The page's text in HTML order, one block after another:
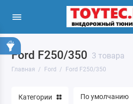
Ford F250/350 3 товара
Главная Ford Ford F250/350
Категории